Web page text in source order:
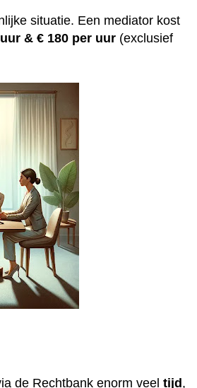
situatie. Een mediator kost
uur &€ 180 per uur (exclusief
de Rechtbank enorm veeltijd,